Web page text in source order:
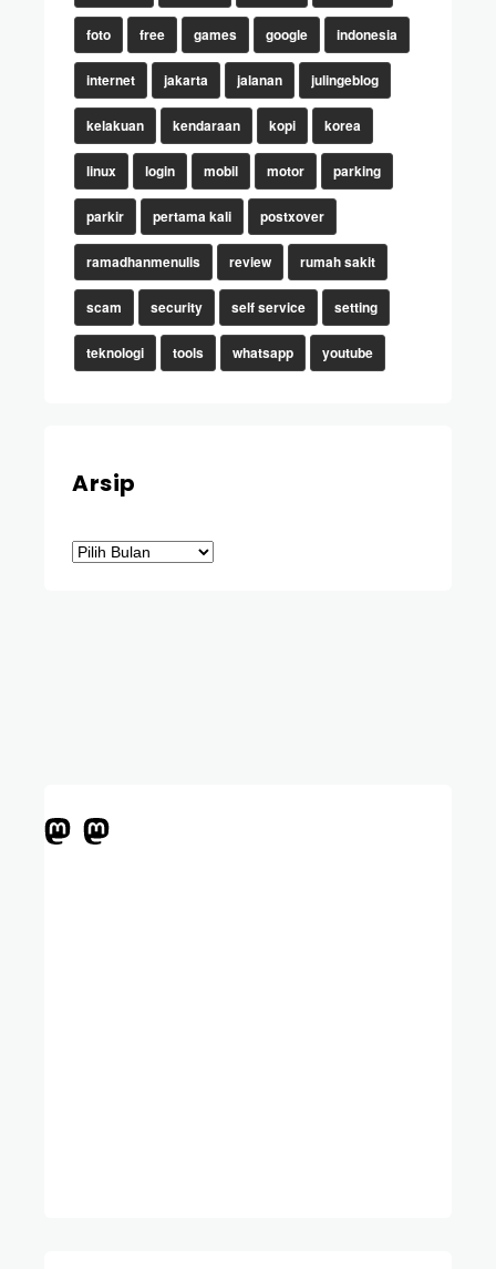
foto free games google indonesia
internet jakarta jalanan julingeblog
kelakuan kendaraan kopi korea
linux login mobil motor parking
parkir pertama kali postxover
ramadhanmenulis review rumah sakit
scam security self service setting
teknologi tools whatsapp youtube
Arsip
Arsip